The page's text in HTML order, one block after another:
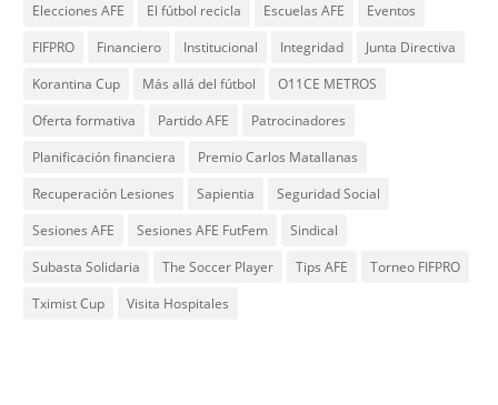
Elecciones AFE
El fútbol recicla Escuelas AFE
Eventos
FIFPRO
Financiero Institucional Integridad
Junta Directiva
Korantina Cup
Más allá del fútbol
O11CE METROS
Oferta formativa
Partido AFE
Patrocinadores
Planificación financiera
Premio Carlos Matallanas
Recuperación Lesiones
Sapientia
Seguridad Social
Sesiones AFE
Sesiones AFE FutFem
Sindical
Subasta Solidaria
The Soccer Player Tips AFE
Torneo FIFPRO
Tximist Cup
Visita Hospitales